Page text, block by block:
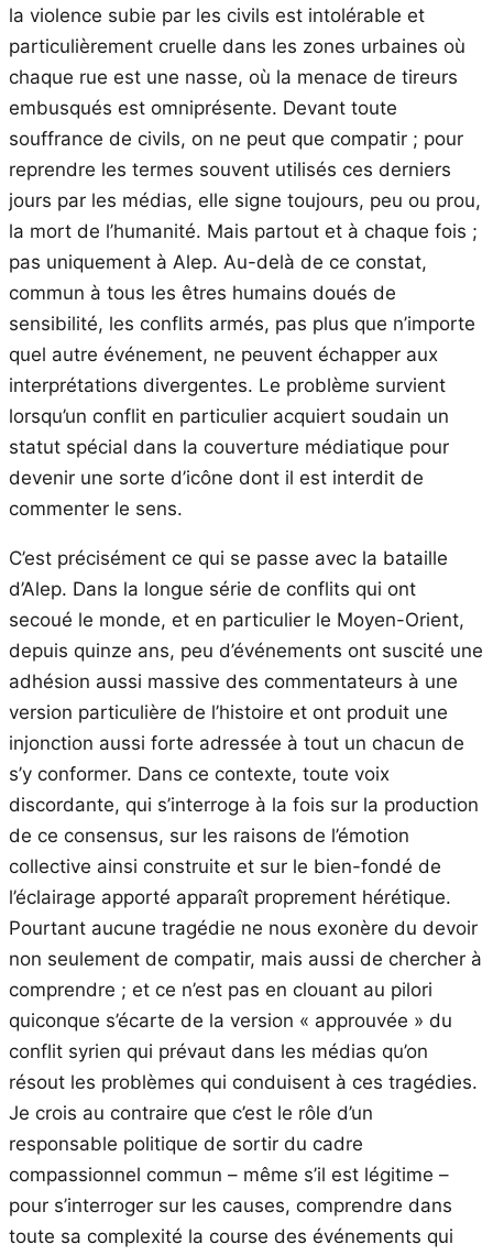
la violence subie par les civils est intolérable et
particulièrement cruelle dans les zones urbaines où
chaque rue est une nasse, où la menace de tireurs
embusqués est omniprésente. Devant toute
souffrance de civils, on ne peut que compatir ; pour
reprendre les termes souvent utilisés ces derniers
jours par les médias, elle signe toujours, peu ou prou,
la mort de l’humanité. Mais partout et à chaque fois ;
pas uniquement à Alep. Au-delà de ce constat,
commun à tous les êtres humains doués de
sensibilité, les conflits armés, pas plus que n’importe
quel autre événement, ne peuvent échapper aux
interprétations divergentes. Le problème survient
lorsqu’un conflit en particulier acquiert soudain un
statut spécial dans la couverture médiatique pour
devenir une sorte d’icône dont il est interdit de
commenter le sens.
C’est précisément ce qui se passe avec la bataille
d’Alep. Dans la longue série de conflits qui ont
secoué le monde, et en particulier le Moyen-Orient,
depuis quinze ans, peu d’événements ont suscité une
adhésion aussi massive des commentateurs à une
version particulière de l’histoire et ont produit une
injonction aussi forte adressée à tout un chacun de
s’y conformer. Dans ce contexte, toute voix
discordante, qui s’interroge à la fois sur la production
de ce consensus, sur les raisons de l’émotion
collective ainsi construite et sur le bien-fondé de
l’éclairage apporté apparaît proprement hérétique.
Pourtant aucune tragédie ne nous exonère du devoir
non seulement de compatir, mais aussi de chercher à
comprendre ; et ce n’est pas en clouant au pilori
quiconque s’écarte de la version « approuvée » du
conflit syrien qui prévaut dans les médias qu’on
résout les problèmes qui conduisent à ces tragédies.
Je crois au contraire que c’est le rôle d’un
responsable politique de sortir du cadre
compassionnel commun – même s’il est légitime –
pour s’interroger sur les causes, comprendre dans
toute sa complexité la course des événements qui